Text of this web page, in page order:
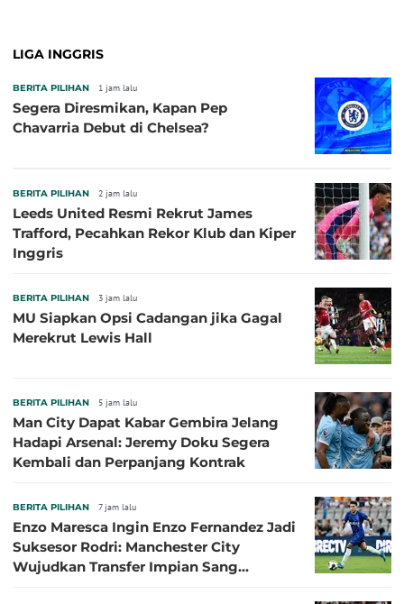
LIGA INGGRIS
BERITA PILIHAN 1 jam lalu
Segera Diresmikan, Kapan Pep
Chavarria Debut di Chelsea?
BERITA PILIHAN 2 jam lalu
Leeds United Resmi Rekrut James
Trafford, Pecahkan Rekor Klub dan Kiper
Inggris
BERITA PILIHAN 3 jam lalu
MU Siapkan Opsi Cadangan jika Gagal
Merekrut Lewis Hall
BERITA PILIHAN 5 jam lalu
Man City Dapat Kabar Gembira Jelang
Hadapi Arsenal: Jeremy Doku Segera
Kembali dan Perpanjang Kontrak
BERITA PILIHAN 7 jam lalu
Enzo Maresca Ingin Enzo Fernandez Jadi
Suksesor Rodri: Manchester City
Wujudkan Transfer Impian Sang